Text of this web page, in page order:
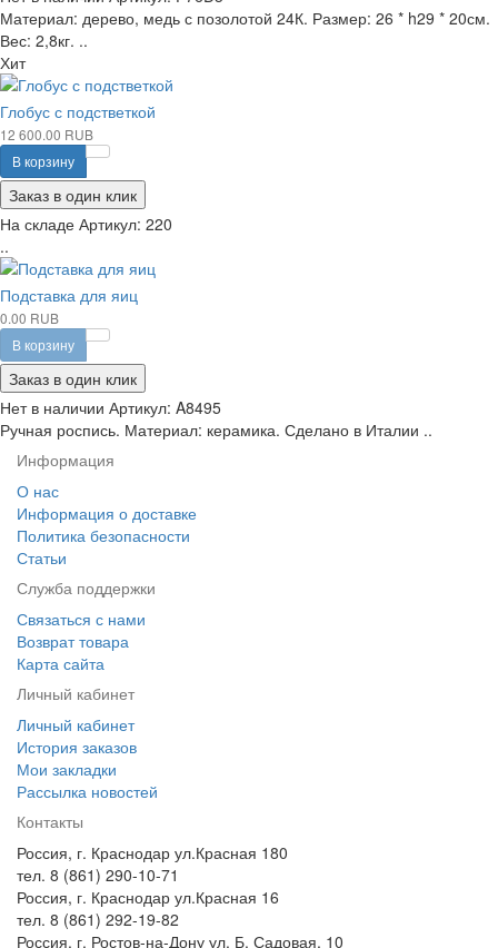
Материал: дерево, медь с позолотой 24К. Размер: 26 * h29 * 20см.
Вес: 2,8кг. ..
Хит
Глобус с подстветкой
12 600.00 RUB
В корзину
Заказ в один клик
На складе Артикул: 220
..
Подставка для яиц
0.00 RUB
В корзину
Заказ в один клик
Нет в наличии Артикул: A8495
Ручная роспись. Материал: керамика. Сделано в Италии ..
Информация
О нас
Информация о доставке
Политика безопасности
Статьи
Служба поддержки
Связаться с нами
Возврат товара
Карта сайта
Личный кабинет
Личный кабинет
История заказов
Мои закладки
Рассылка новостей
Контакты
Россия, г. Краснодар ул.Красная 180
тел. 8 (861) 290-10-71
Россия, г. Краснодар ул.Красная 16
тел. 8 (861) 292-19-82
Россия, г. Ростов-на-Дону ул. Б. Садовая, 10